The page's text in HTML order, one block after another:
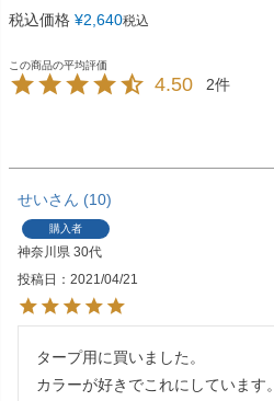
税込価格 ¥2,640税込
4.50 2
せい 10
購入者
神奈川県 30代
投稿日
2021/04/21
タープ用に買いました。
カラーが好きでこれにしています。